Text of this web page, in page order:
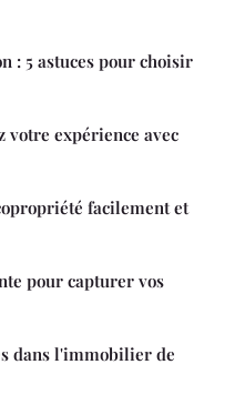
: 5 astuces pour choisir
votre expérience avec
facilement et
pour capturer vos
dans l'immobilier de